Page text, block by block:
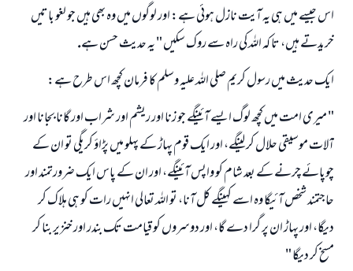
اس جيسے ميں ہى يہ آيت نازل ہوئى ہے: اور لوگوں ميں وہ بھى ہيں جو لغو باتيں
خريدتے ہيں، تا كہ اللہ كى راہ سے روك سكيں " يہ حديث حسن ہے.
ايك حديث ميں رسول كريم صلى اللہ عليہ وسلم كا فرمان كچھ اس طرح ہے:
" ميرى امت ميں كچھ لوگ ايسے آئينگے جو زنا اور ريشم اور شراب اور گانا بجانا اور
آلات موسيقى حلال كر لينگے، اور ايك قوم پہاڑ كے پہلو ميں پڑاؤ كريگى تو ان كے
چوپائے چرنے كے بعد شام كو واپس آئينگے، اور ان كے پاس ايك ضرورتمند اور
حاجتمند شخص آئيگا وہ اسے كہينگے كل آنا، تو اللہ تعالى انہيں رات كو ہى ہلاك كر
ديگا، اور پہاڑ ان پر گرا دے گا، اور دوسروں كو قيامت تك بندر اور خنزير بنا كر
مسخ كر ديگا "